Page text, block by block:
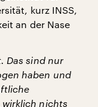
kurz INSS,
an der Nase
Das sind nur
haben und
nichts